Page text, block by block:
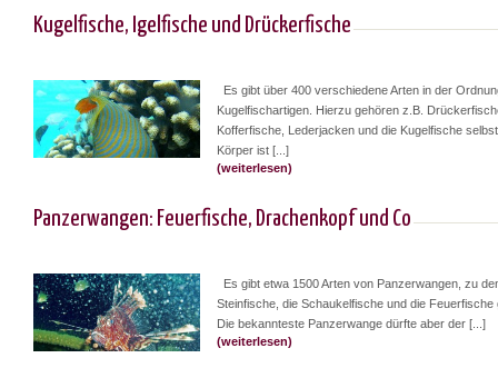
Kugelfische, Igelfische und Drückerfische
Es gibt über 400 verschiedene Arten in der
Kugelfischartigen. Hierzu gehören z.B.
Kofferfische, Lederjacken und die Kugelfische
Körper ist [...]
(weiterlesen)
Panzerwangen: Feuerfische, Drachenkopf und Co
Es gibt etwa 1500 Arten von Panzerwangen, zu
Steinfische, die Schaukelfische und die Feuerfische
Die bekannteste Panzerwange dürfte aber der [...]
(weiterlesen)